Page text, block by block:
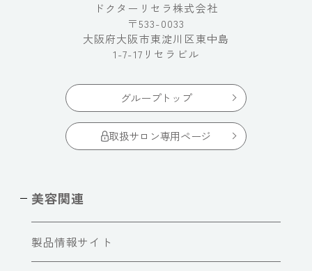
ドクターリセラ株式会社
〒533-0033
大阪府大阪市東淀川区東中島
1-7-17リセラビル
グループトップ
取扱サロン専用ページ
美容関連
製品情報サイト